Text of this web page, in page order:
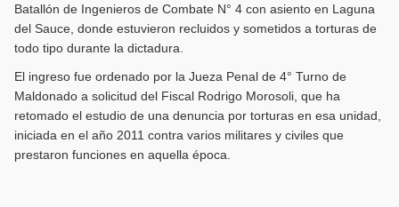
Batallón de Ingenieros de Combate N° 4 con asiento en Laguna
del Sauce, donde estuvieron recluidos y sometidos a torturas de
todo tipo durante la dictadura.
El ingreso fue ordenado por la Jueza Penal de 4° Turno de
Maldonado a solicitud del Fiscal Rodrigo Morosoli, que ha
retomado el estudio de una denuncia por torturas en esa unidad,
iniciada en el año 2011 contra varios militares y civiles que
prestaron funciones en aquella época.